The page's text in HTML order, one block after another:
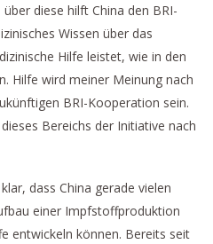
diese hilft China den BRI-
Wissen über das
Hilfe leistet, wie in den
Hilfe wird meiner Meinung nach
BRI-Kooperation sein.
Bereichs der Initiative nach
dass China gerade vielen
einer Impfstoffproduktion
entwickeln können. Bereits seit